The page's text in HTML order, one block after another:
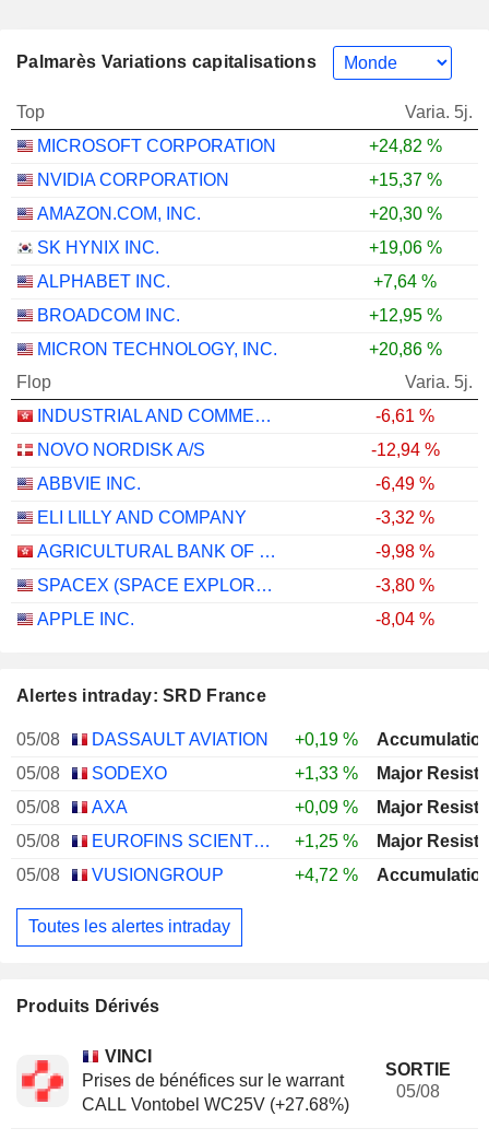
Palmarès Variations capitalisations
Top
Varia. 5j.
MICROSOFT CORPORATION
+24,82 %
NVIDIA CORPORATION
+15,37 %
AMAZON.COM, INC.
+20,30 %
SK HYNIX INC.
+19,06 %
ALPHABET INC.
+7,64 %
BROADCOM INC.
+12,95 %
MICRON TECHNOLOGY, INC.
+20,86 %
Flop
Varia. 5j.
INDUSTRIAL AND COMMERCIAL BANK OF CHINA LIMITED
-6,61 %
NOVO NORDISK A/S
-12,94 %
ABBVIE INC.
-6,49 %
ELI LILLY AND COMPANY
-3,32 %
AGRICULTURAL BANK OF CHINA LIMITED
-9,98 %
SPACEX (SPACE EXPLORATION TECHNOLOGIES)
-3,80 %
APPLE INC.
-8,04 %
Alertes intraday: SRD France
05/08 DASSAULT AVIATION
+0,19 %
05/08
SODEXO
+1,33 %
05/08
AXA
+0,09 %
05/08
EUROFINS SCIENTIFIC SE
+1,25 %
05/08
VUSIONGROUP +4,72 %
Toutes les alertes intraday
Produits Dérivés
VINCI
Prises de bénéfices sur le warrant
CALL Vontobel WC25V (+27.68%)
SORTIE
05/08